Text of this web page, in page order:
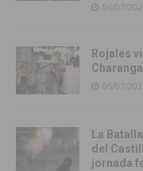
06/07/
Rojales
05/07/
La
del
jornada